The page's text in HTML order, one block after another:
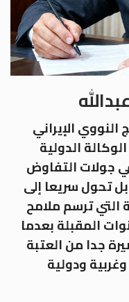
النووي الإيراني
الدولية
جولات التفاوض
تحول سريعا إلى
التي ترسم ملامح
المقبلة بعدما
جدا من العتبة
ودولية